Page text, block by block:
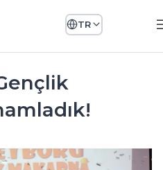
TR